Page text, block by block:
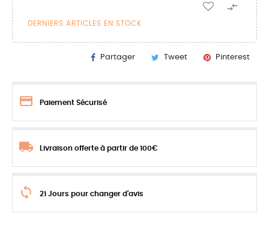

DERNIERS ARTICLES EN STOCK
Partager Tweet Pinterest
Paiement Sécurisé
Livraison offerte à partir de 100€
21 Jours pour changer d'avis